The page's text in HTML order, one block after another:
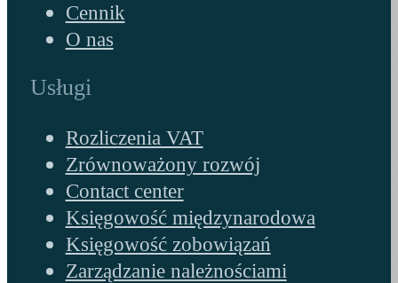
Cennik
O nas
Usługi
Rozliczenia VAT
Zrównoważony rozwój
Contact center
Księgowość międzynarodowa
Księgowość zobowiązań
Zarządzanie należnościami